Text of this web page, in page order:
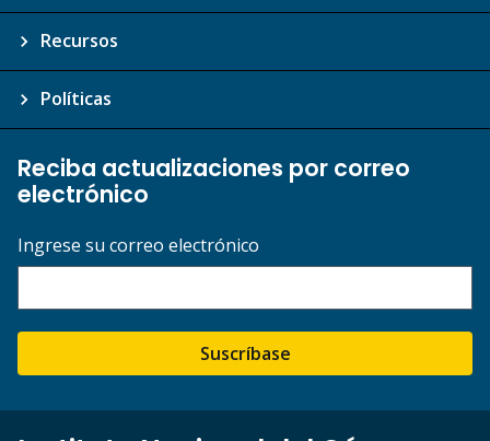
Recursos
Políticas
Reciba actualizaciones por correo
electrónico
Ingrese su correo electrónico
Suscríbase